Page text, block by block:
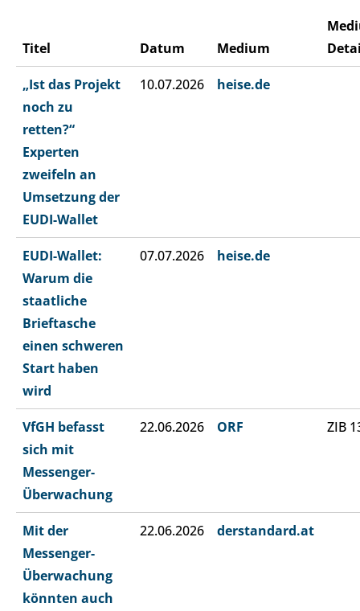
Titel Datum Medium
„Ist das Projekt
noch zu
retten?“
Experten
zweifeln an
Umsetzung der
EUDI-Wallet
10.07.2026 heise.de
EUDI-Wallet:
Warum die
staatliche
Brieftasche
einen schweren
Start haben
wird
07.07.2026 heise.de
VfGH befasst
sich mit
Messenger-
Überwachung
22.06.2026 ORF ZIB
Mit der
Messenger-
Überwachung
könnten auch
22.06.2026 derstandard.at